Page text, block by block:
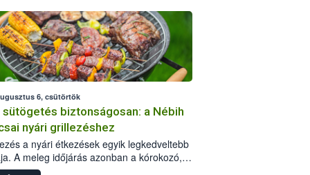
6, csütörtök
sütögetés biztonságosan: a Nébih
nyári grillezéshez
a nyári étkezések egyik legkedveltebb
A meleg időjárás azonban a kórokozó,
okozó baktériumok gyorsabb